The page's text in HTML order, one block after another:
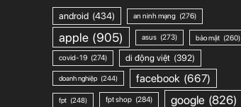
android (434) an ninh mạng (276)
apple (905) asus (273) bảo mật (260)
covid-19 (274) di động việt (392)
doanh nghiệp (244) facebook (667)
fpt (248) fpt shop (284) google (826)